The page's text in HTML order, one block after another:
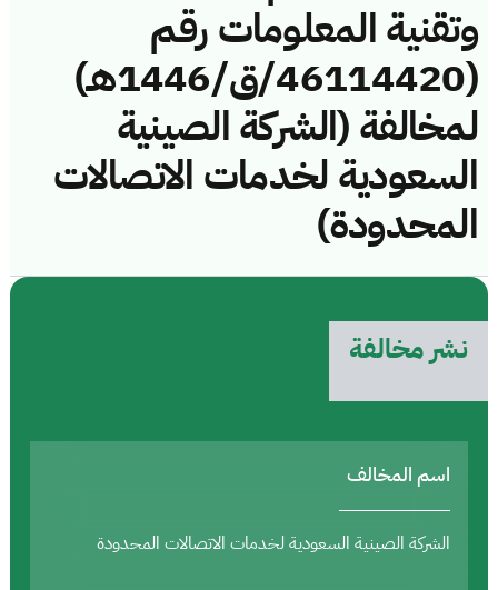
وتقنية المعلومات رقم
(46114420/ق/1446هـ)
لمخالفة (الشركة الصينية
السعودية لخدمات الاتصالات
المحدودة)
نشر مخالفة
اسم المخالف
الشركة الصينية السعودية لخدمات الاتصالات المحدودة